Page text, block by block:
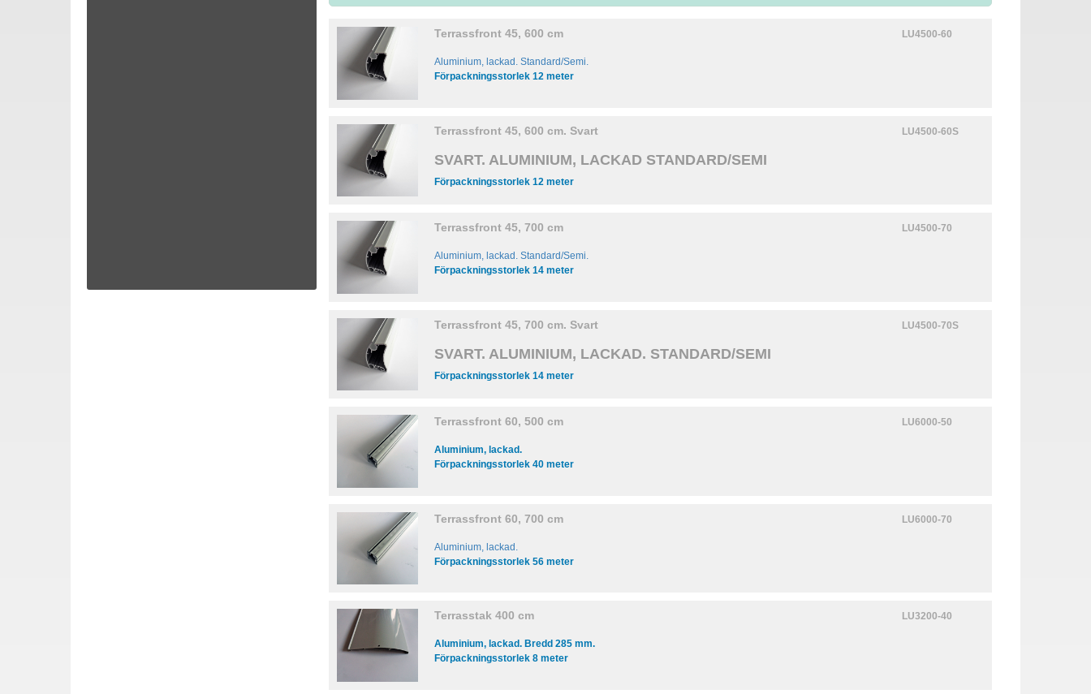
Terrassfront 45, 600 cm
Aluminium, lackad. Standard/Semi.
Förpackningsstorlek 12 meter
LU4500-60
Terrassfront 45, 600 cm. Svart
SVART. ALUMINIUM, LACKAD STANDARD/SEMI
Förpackningsstorlek 12 meter
LU4500-60S
Terrassfront 45, 700 cm
Aluminium, lackad. Standard/Semi.
Förpackningsstorlek 14 meter
LU4500-70
Terrassfront 45, 700 cm. Svart
SVART. ALUMINIUM, LACKAD. STANDARD/SEMI
Förpackningsstorlek 14 meter
LU4500-70S
Terrassfront 60, 500 cm
Aluminium, lackad.
Förpackningsstorlek 40 meter
LU6000-50
Terrassfront 60, 700 cm
Aluminium, lackad.
Förpackningsstorlek 56 meter
LU6000-70
Terrasstak 400 cm
Aluminium, lackad. Bredd 285 mm.
Förpackningsstorlek 8 meter
LU3200-40